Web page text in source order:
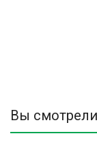
Вы смотрели